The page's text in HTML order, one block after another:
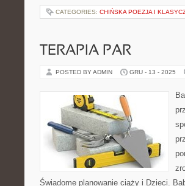
CATEGORIES: CHIŃSKA POEZJA I
TERAPIA PAR
POSTED BY ADMIN GRU - 13 - 2025
Świadome planowanie ciąży i Dzieci.